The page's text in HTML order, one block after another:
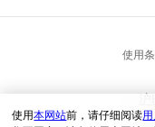
使用
使用本网站前，请仔细阅读